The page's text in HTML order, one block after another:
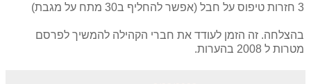
3 חזרות טיפוס על חבל (אפשר להחליף ב30 מתח על מגבת)
בהצלחה. זה הזמן לעודד את חברי הקהילה להמשיך לפרסם
מטרות ל 2008 בהערות.